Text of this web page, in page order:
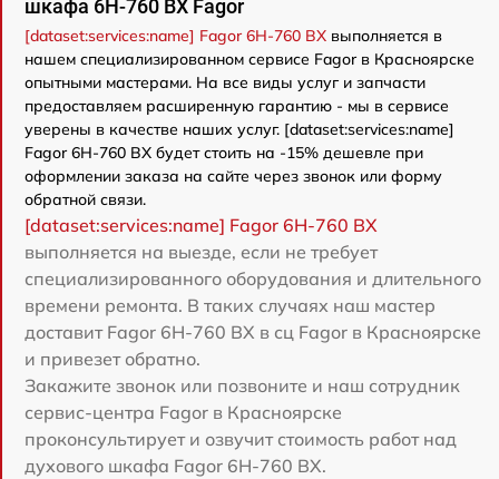
шкафа 6H-760 BX Fagor
[dataset:services:name] Fagor 6H-760 BX выполняется в
нашем специализированном сервисе Fagor в Красноярске
опытными мастерами. На все виды услуг и запчасти
предоставляем расширенную гарантию - мы в сервисе
уверены в качестве наших услуг. [dataset:services:name]
Fagor 6H-760 BX будет стоить на -15% дешевле при
оформлении заказа на сайте через звонок или форму
обратной связи.
[dataset:services:name] Fagor 6H-760 BX
выполняется на выезде, если не требует
специализированного оборудования и длительного
времени ремонта. В таких случаях наш мастер
доставит Fagor 6H-760 BX в сц Fagor в Красноярске
и привезет обратно.
Закажите звонок или позвоните и наш сотрудник
сервис-центра Fagor в Красноярске
проконсультирует и озвучит стоимость работ над
духового шкафа Fagor 6H-760 BX.